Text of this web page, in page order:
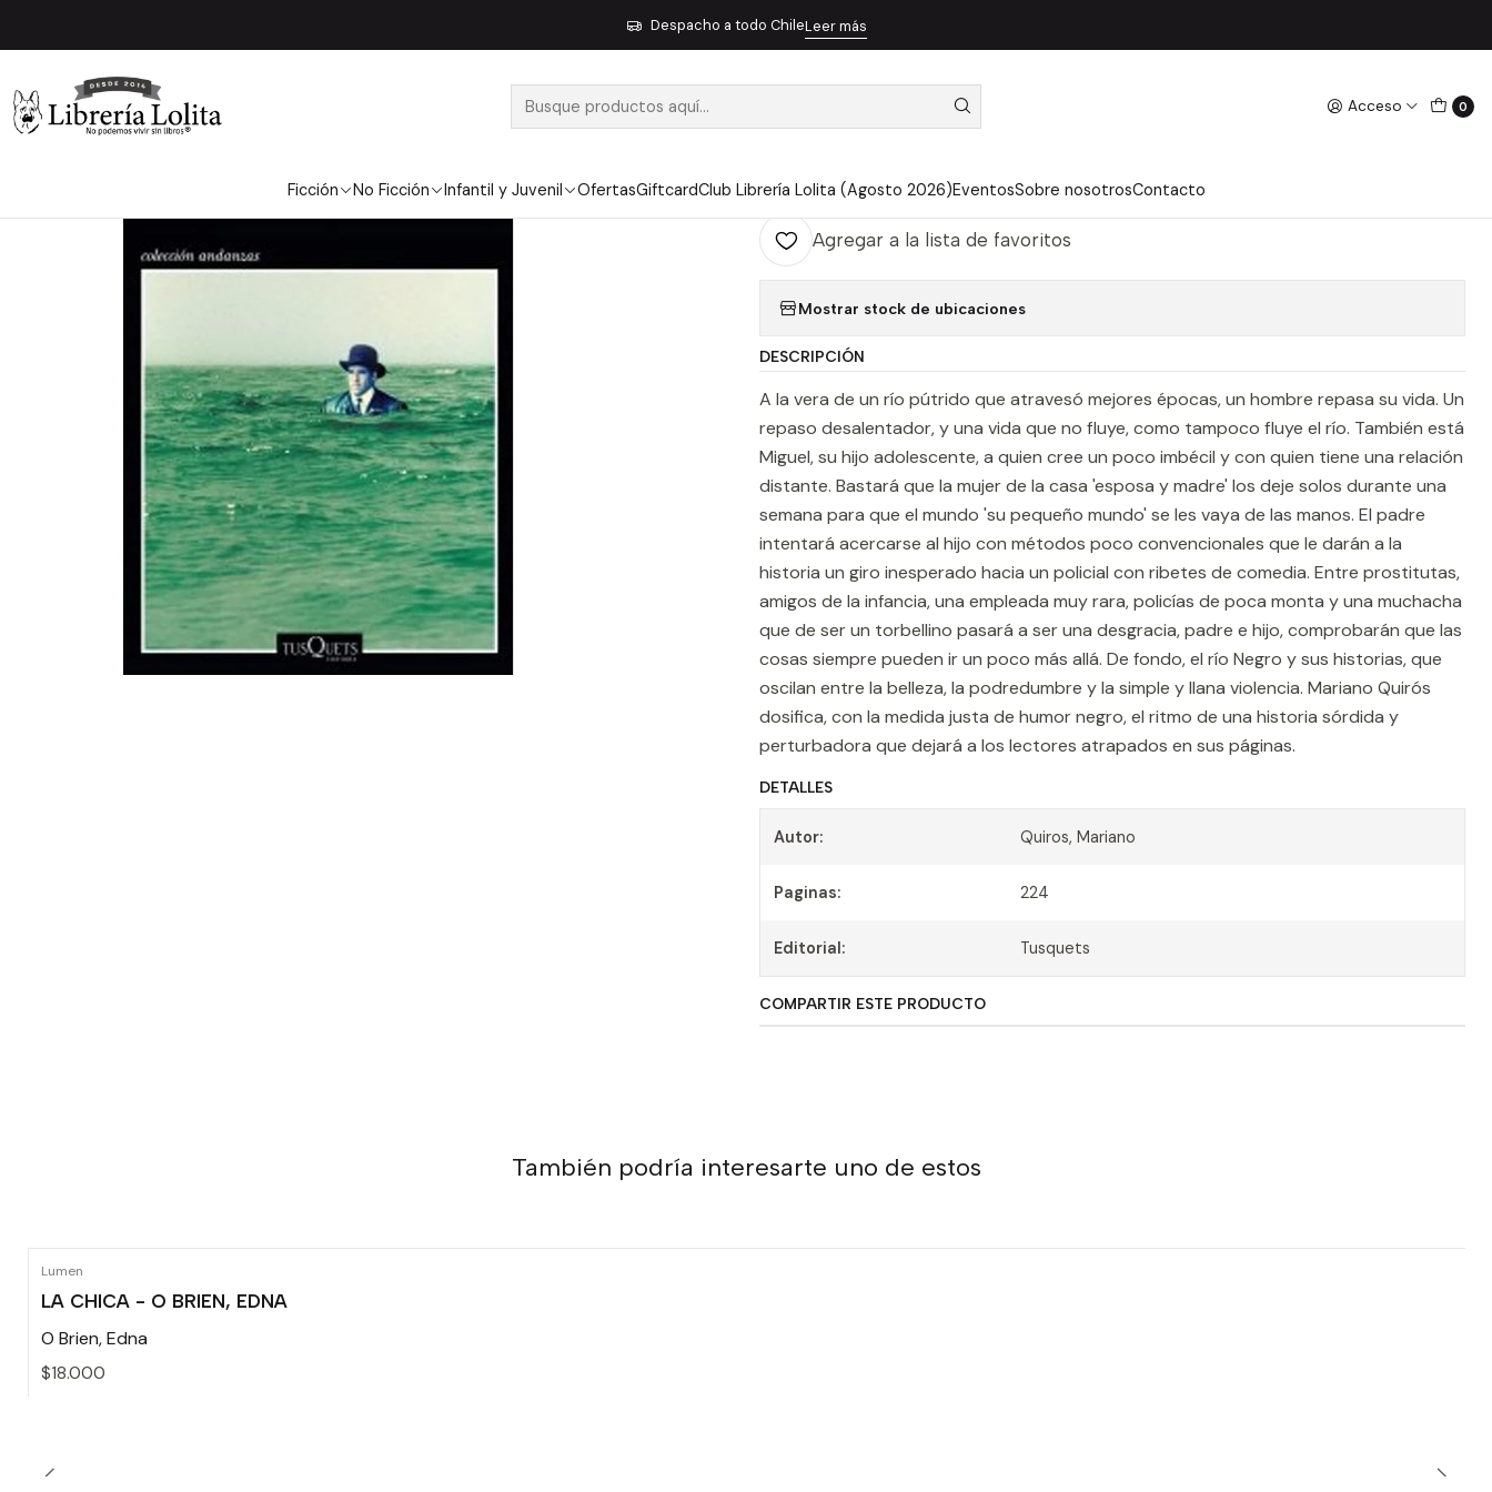
Acceso 0
Ficción No Ficción Infantil y Juvenil OfertasGiftcardClub Librería Lolita (Agosto 2026)EventosSobre nosotrosContacto
Despacho a todo ChileLeer más
Literatura Contemporánea Literatura Latinoamericana
RIO NEGRO - QUIROS, MARIANO
Cantidad
Agregar a la lista de favoritos
Mostrar stock de ubicaciones
DESCRIPCIÓN
A la vera de un río pútrido que atravesó mejores épocas, un hombre repasa su vida. Un
repaso desalentador, y una vida que no fluye, como tampoco fluye el río. También está
Miguel, su hijo adolescente, a quien cree un poco imbécil y con quien tiene una relación
distante. Bastará que la mujer de la casa 'esposa y madre' los deje solos durante una
semana para que el mundo 'su pequeño mundo' se les vaya de las manos. El padre
intentará acercarse al hijo con métodos poco convencionales que le darán a la
historia un giro inesperado hacia un policial con ribetes de comedia. Entre prostitutas,
amigos de la infancia, una empleada muy rara, policías de poca monta y una muchacha
que de ser un torbellino pasará a ser una desgracia, padre e hijo, comprobarán que las
cosas siempre pueden ir un poco más allá. De fondo, el río Negro y sus historias, que
oscilan entre la belleza, la podredumbre y la simple y llana violencia. Mariano Quirós
dosifica, con la medida justa de humor negro, el ritmo de una historia sórdida y
perturbadora que dejará a los lectores atrapados en sus páginas.
DETALLES
Autor: Quiros, Mariano
Paginas: 224
Editorial: Tusquets
COMPARTIR ESTE PRODUCTO
También podría interesarte uno de estos
Lumen
LA CHICA - O BRIEN, EDNA
O Brien, Edna
$18.000